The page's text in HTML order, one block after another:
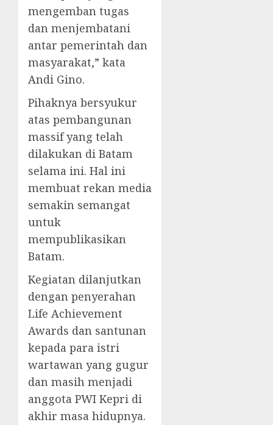
mengemban tugas
dan menjembatani
antar pemerintah dan
masyarakat,” kata
Andi Gino.
Pihaknya bersyukur
atas pembangunan
massif yang telah
dilakukan di Batam
selama ini. Hal ini
membuat rekan media
semakin semangat
untuk
mempublikasikan
Batam.
Kegiatan dilanjutkan
dengan penyerahan
Life Achievement
Awards dan santunan
kepada para istri
wartawan yang gugur
dan masih menjadi
anggota PWI Kepri di
akhir masa hidupnya.